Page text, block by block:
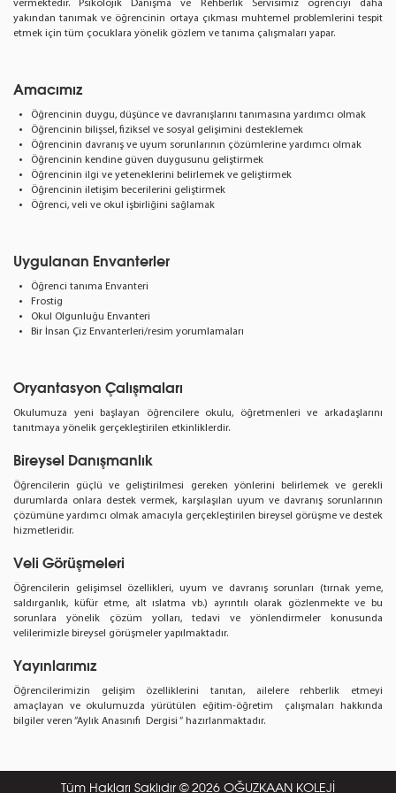
vermektedir. Psikolojik Danışma ve Rehberlik Servisimiz öğrenciyi daha
yakından tanımak ve öğrencinin ortaya çıkması muhtemel problemlerini tespit
etmek için tüm çocuklara yönelik gözlem ve tanıma çalışmaları yapar.
Amacımız
Öğrencinin duygu, düşünce ve davranışlarını tanımasına yardımcı olmak
Öğrencinin bilişsel, fiziksel ve sosyal gelişimini desteklemek
Öğrencinin davranış ve uyum sorunlarının çözümlerine yardımcı olmak
Öğrencinin kendine güven duygusunu geliştirmek
Öğrencinin ilgi ve yeteneklerini belirlemek ve geliştirmek
Öğrencinin iletişim becerilerini geliştirmek
Öğrenci, veli ve okul işbirliğini sağlamak
Uygulanan Envanterler
Öğrenci tanıma Envanteri
Frostig
Okul Olgunluğu Envanteri
Bir İnsan Çiz Envanterleri/resim yorumlamaları
Oryantasyon Çalışmaları
Okulumuza yeni başlayan öğrencilere okulu, öğretmenleri ve arkadaşlarını
tanıtmaya yönelik gerçekleştirilen etkinliklerdir.
Bireysel Danışmanlık
Öğrencilerin güçlü ve geliştirilmesi gereken yönlerini belirlemek ve gerekli
durumlarda onlara destek vermek, karşılaşılan uyum ve davranış sorunlarının
çözümüne yardımcı olmak amacıyla gerçekleştirilen bireysel görüşme ve destek
hizmetleridir.
Veli Görüşmeleri
Öğrencilerin gelişimsel özellikleri, uyum ve davranış sorunları (tırnak yeme,
saldırganlık, küfür etme, alt ıslatma vb.) ayrıntılı olarak gözlenmekte ve bu
sorunlara yönelik çözüm yolları, tedavi ve yönlendirmeler konusunda
velilerimizle bireysel görüşmeler yapılmaktadır.
Yayınlarımız
Öğrencilerimizin gelişim özelliklerini tanıtan, ailelere rehberlik etmeyi
amaçlayan ve okulumuzda yürütülen eğitim-öğretim çalışmaları hakkında
bilgiler veren “Aylık Anasınıfı Dergisi “ hazırlanmaktadır.
Tüm Hakları Saklıdır © 2026 OĞUZKAAN KOLEJİ